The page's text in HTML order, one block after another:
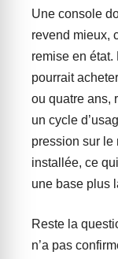
Une console
revend mieux,
remise en
pourrait
ou quatre ans,
un cycle
pression sur le
installée, ce
une base plus
Reste la
n’a pas